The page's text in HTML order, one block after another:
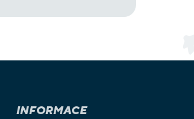
INFORMACE